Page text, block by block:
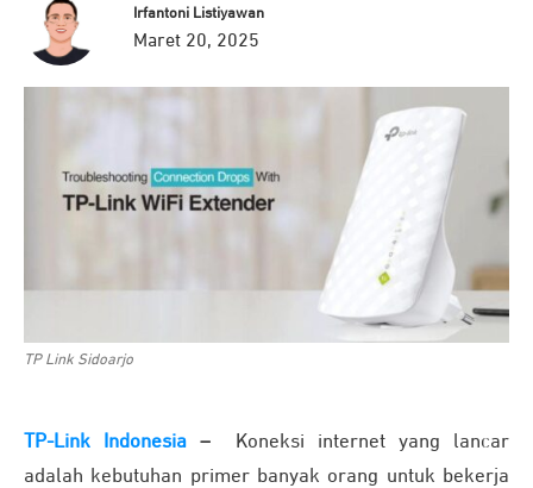
Irfantoni Listiyawan
Maret 20, 2025
TP Link Sidoarjo
TP-Link Indonesia–
Koneksi internet yang lancar
adalah kebutuhan primer banyak orang untuk bekerja